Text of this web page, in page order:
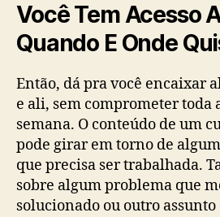
Você Tem Acesso
Quando E Onde
Então, dá pra você encaixar
e ali, sem comprometer toda
semana. O conteúdo de um
pode girar em torno de
que precisa ser trabalhada.
sobre algum problema que
solucionado ou outro